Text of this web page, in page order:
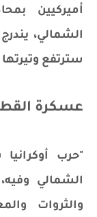
أميركيين
الشمالي،
سترتفع
عسكرة
"حرب
الشمالي
والثروات